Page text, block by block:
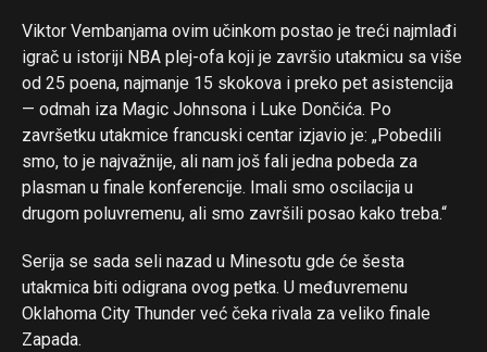
Viktor Vembanjama ovim učinkom postao je treći najmlađi
igrač u istoriji NBA plej-ofa koji je završio utakmicu sa više
od 25 poena, najmanje 15 skokova i preko pet asistencija
— odmah iza Magic Johnsona i Luke Dončića. Po
završetku utakmice francuski centar izjavio je: „Pobedili
smo, to je najvažnije, ali nam još fali jedna pobeda za
plasman u finale konferencije. Imali smo oscilacija u
drugom poluvremenu, ali smo završili posao kako treba.“
Serija se sada seli nazad u Minesotu gde će šesta
utakmica biti odigrana ovog petka. U međuvremenu
Oklahoma City Thunder već čeka rivala za veliko finale
Zapada.